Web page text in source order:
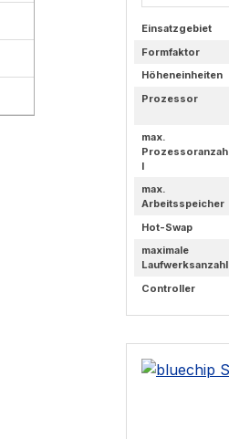
Einsatzgebiet
Formfaktor
Höheneinheiten
Prozessor
max.
Prozessoranzah
l
max.
Arbeitsspeicher
Hot-Swap
maximale
Laufwerksanzahl
Controller